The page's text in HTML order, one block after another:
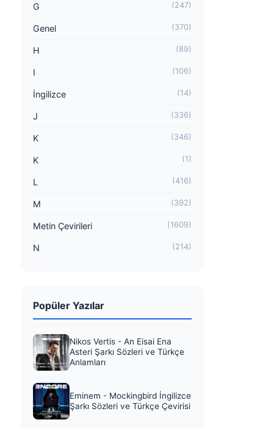
G (247)
Genel (370)
H (89)
I (106)
İngilizce (14)
J (336)
K (346)
K (1)
L (416)
M (392)
Metin Çevirileri (1609)
N (214)
Popüler Yazılar
Nikos Vertis - An Eisai Ena
Asteri Şarkı Sözleri ve Türkçe
Anlamları
Eminem - Mockingbird İngilizce
Şarkı Sözleri ve Türkçe Çevirisi